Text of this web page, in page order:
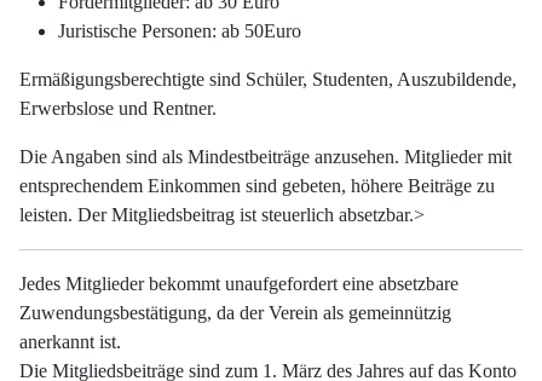
Juristische Personen: ab 50Euro
Ermäßigungsberechtigte sind Schüler, Studenten, Auszubildende,
Erwerbslose und Rentner.
Die Angaben sind als Mindestbeiträge anzusehen. Mitglieder mit
entsprechendem Einkommen sind gebeten, höhere Beiträge zu
leisten. Der Mitgliedsbeitrag ist steuerlich absetzbar.>
Jedes Mitglieder bekommt unaufgefordert eine absetzbare
Zuwendungsbestätigung, da der Verein als gemeinnützig
anerkannt ist.
Die Mitgliedsbeiträge sind zum 1. März des Jahres auf das Konto